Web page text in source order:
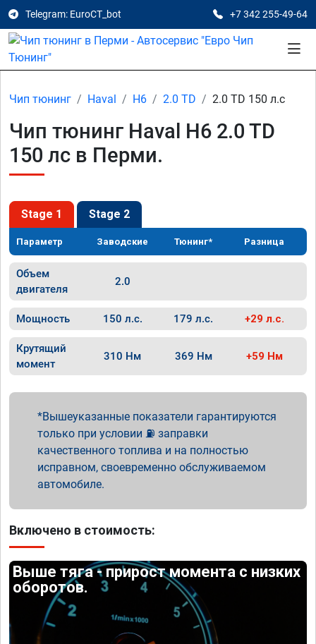
Telegram: EuroCT_bot +7 342 255-49-64
Чип тюнинг Haval H6 2.0 TD 2.0 TD 150 л.с
Чип тюнинг Haval H6 2.0 TD
150 лс в Перми.
Stage 1 Stage 2
Параметр Заводские Тюнинг* Разница
Объем
двигателя
2.0
Мощность 150 л.с. 179 л.с. +29 л.с.
Крутящий
момент
310 Нм 369 Нм +59 Нм
Вышеуказанные показатели гарантируются
только при условии ⛽ заправки
качественного топлива и на полностью
исправном, своевременно обслуживаемом
автомобиле.
Включено в стоимость:
Выше тяга - прирост момента с низких
оборотов.